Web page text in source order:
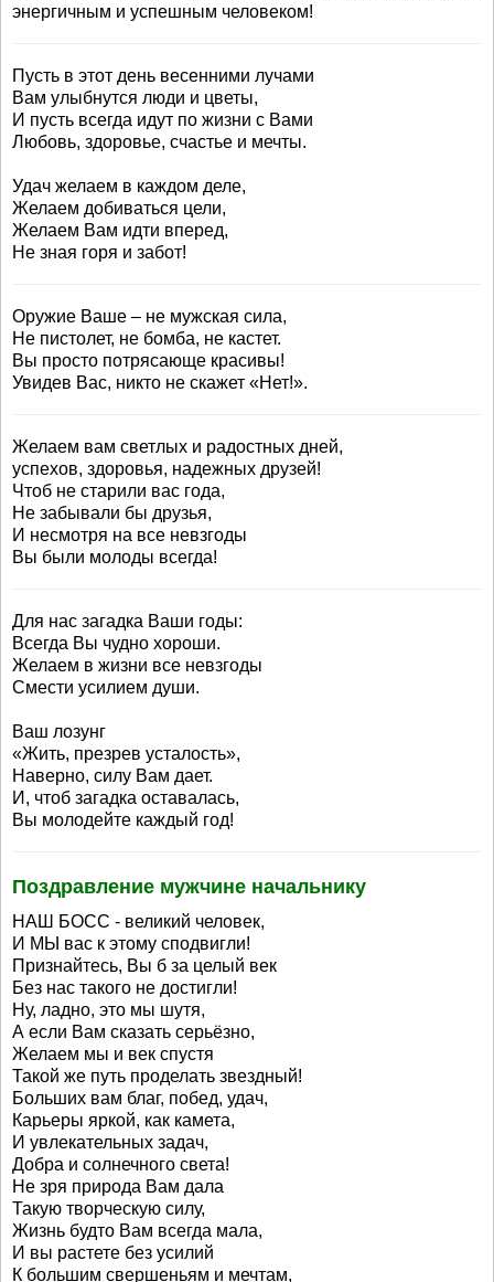
энергичным и успешным человеком!
Пусть в этот день весенними лучами
Вам улыбнутся люди и цветы,
И пусть всегда идут по жизни с Вами
Любовь, здоровье, счастье и мечты.
Удач желаем в каждом деле,
Желаем добиваться цели,
Желаем Вам идти вперед,
Не зная горя и забот!
Оружие Ваше – не мужская сила,
Не пистолет, не бомба, не кастет.
Вы просто потрясающе красивы!
Увидев Вас, никто не скажет «Нет!».
Желаем вам светлых и радостных дней,
успехов, здоровья, надежных друзей!
Чтоб не старили вас года,
Не забывали бы друзья,
И несмотря на все невзгоды
Вы были молоды всегда!
Для нас загадка Ваши годы:
Всегда Вы чудно хороши.
Желаем в жизни все невзгоды
Смести усилием души.
Ваш лозунг
«Жить, презрев усталость»,
Наверно, силу Вам дает.
И, чтоб загадка оставалась,
Вы молодейте каждый год!
Поздравление мужчине начальнику
НАШ БОСС - великий человек,
И МЫ вас к этому сподвигли!
Признайтесь, Вы б за целый век
Без нас такого не достигли!
Ну, ладно, это мы шутя,
А если Вам сказать серьёзно,
Желаем мы и век спустя
Такой же путь проделать звездный!
Больших вам благ, побед, удач,
Карьеры яркой, как камета,
И увлекательных задач,
Добра и солнечного света!
Не зря природа Вам дала
Такую творческую силу,
Жизнь будто Вам всегда мала,
И вы растете без усилий
К большим свершеньям и мечтам,